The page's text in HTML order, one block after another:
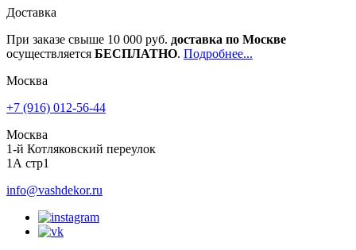
Доставка
При заказе свыше 10 000 руб. доставка по Москве
осуществляется БЕСПЛАТНО. Подробнее...
Москва
+7 (916) 012-56-44
Москва
1-й Котляковский переулок
1А стр1
info@vashdekor.ru